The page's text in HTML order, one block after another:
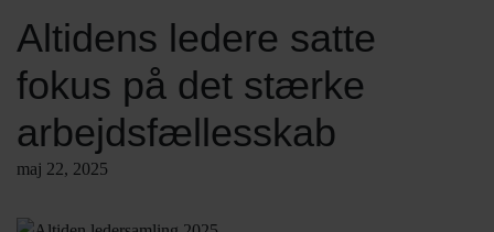
Altidens ledere satte
fokus på det stærke
arbejdsfællesskab
maj 22, 2025